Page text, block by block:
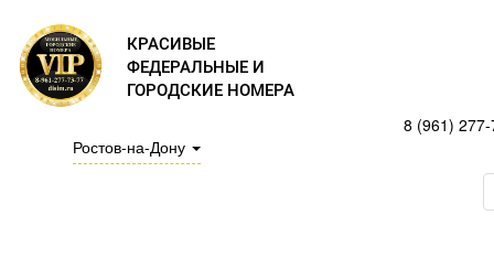
КРАСИВЫЕ
ФЕДЕРАЛЬНЫЕ И
ГОРОДСКИЕ НОМЕРА
Ростов-на-Дону
8 (961)